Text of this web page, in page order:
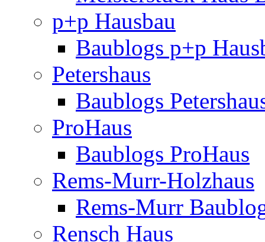
p+p Hausbau
Baublogs p+p
Petershaus
Baublogs
ProHaus
Baublogs ProHaus
Rems-Murr-Holzhaus
Rems-Murr
Rensch Haus